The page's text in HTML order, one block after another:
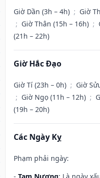
Giờ Dần (3h – 4h) ; Giờ
; Giờ Thân (15h – 16h) ;
(21h – 22h)
Giờ Hắc Đạo
Giờ Tí (23h – 0h) ; Giờ
; Giờ Ngọ (11h – 12h) ;
(19h – 20h)
Các Ngày Kỵ
Phạm phải ngày: